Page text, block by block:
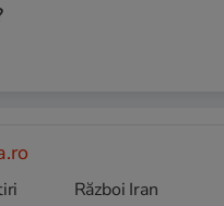
Război Iran